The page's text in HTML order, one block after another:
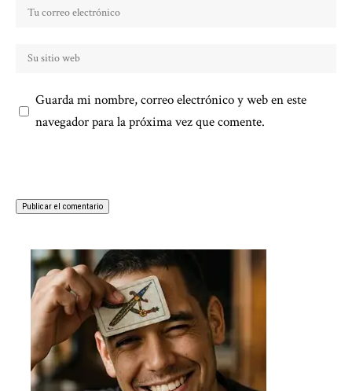
Guarda mi nombre, correo electrónico y web en este
navegador para la próxima vez que comente.